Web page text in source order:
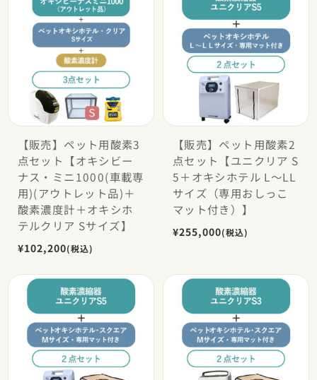
【販売】ペット用酸素3
点セット【オキシビー
ナス・ミニ1000(車載専
用)(アウトレット品)＋
酸素濃度計＋オキシホ
テルクリア Sサイズ】
¥102,200(税込)
【販売】ペット用酸素2
点セット【ユニクリア S
5＋オキシホテル L〜LL
サイズ（専用おしっこ
マット付き）】
¥255,000(税込)